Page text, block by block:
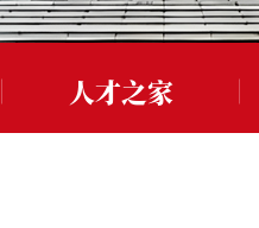
人才之家